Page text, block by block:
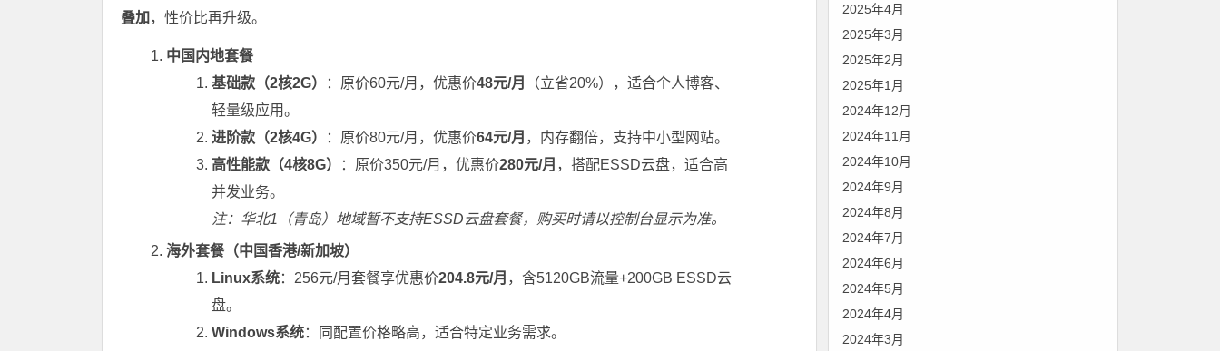
叠加 ，性价比再升级。
中国内地套餐
基础款（2核2G）
：原价60元/月，优惠价48元/月
（立省20%），适合个人博客、
轻量级应用。
进阶款（2核4G）
：原价80元/月，优惠价64元/月 ，内存翻倍，支持中小型网站。
高性能款（4核8G）
：原价350元/月，优惠价280元/月 ，搭配ESSD云盘，适合高
并发业务。
注：华北1（青岛）地域暂不支持ESSD云盘套餐，购买时请以控制台显示为准。
海外套餐（中国香港/新加坡）
Linux系统：256元/月套餐享优惠价204.8元/月 ，含5120GB流量+200GB ESSD云
盘。
Windows系统：同配置价格略高，适合特定业务需求。
2025年4月
2025年3月
2025年2月
2025年1月
2024年12月
2024年11月
2024年10月
2024年9月
2024年8月
2024年7月
2024年6月
2024年5月
2024年4月
2024年3月